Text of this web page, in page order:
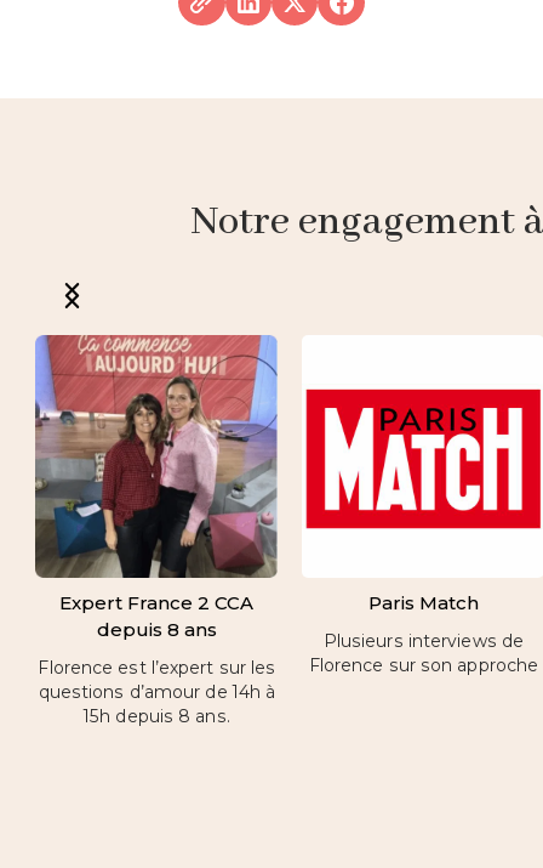
Notre engagement
Expert France 2 CCA
depuis 8 ans
Florence est l’expert sur les
questions d’amour de 14h à
15h depuis 8 ans.
Paris Match
Plusieurs interviews de
Florence sur son approche